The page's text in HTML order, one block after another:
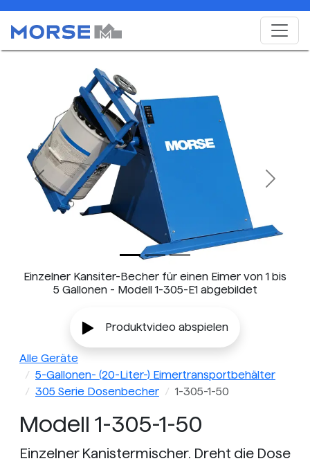
Einzelner Kansiter-Becher für einen Eimer von 1 bis
5 Gallonen - Modell 1-305-E1 abgebildet
Previous Next
Produktvideo abspielen
Alle Geräte
5-Gallonen- (20-Liter-) Eimertransportbehälter
305 Serie Dosenbecher
1-305-1-50
Modell 1-305-1-50
Einzelner Kanistermischer. Dreht die Dose